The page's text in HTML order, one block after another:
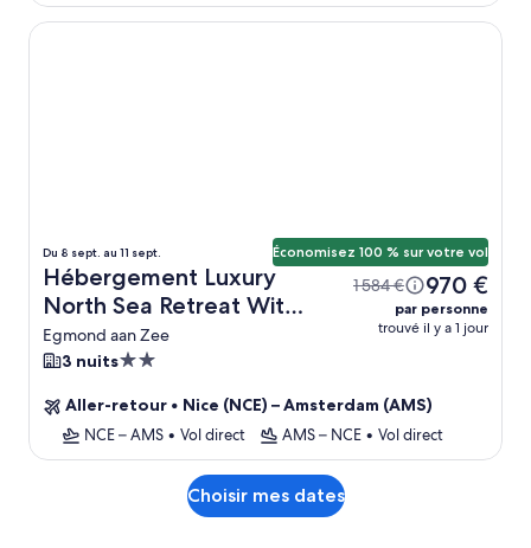
Du 8 sept. au 11 sept.
Hébergement Luxury
North Sea Retreat With
Garage + vol
Egmond aan Zee
Économisez 100 % sur votre vol
1 584 € 970 €
par personne
trouvé il y a 1 jour
3 nuitsHébergement
Aller-retour • Nice (NCE) – Amsterdam (AMS)
NCE – AMS • Vol direct AMS – NCE • Vol direct
Luxury North Sea Retreat With Garage
Choisir mes dates